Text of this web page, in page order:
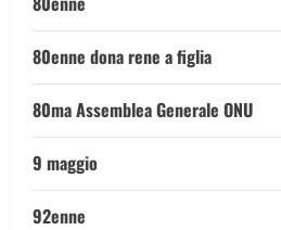
80enne dona rene a figlia
80ma Assemblea Generale ONU
9 maggio
92enne